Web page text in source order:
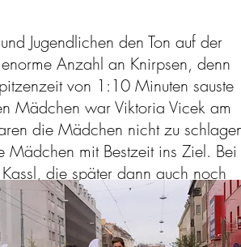
Jugendlichen den Ton auf der
Anzahl an Knirpsen, denn
von 1:10 Minuten sauste
Mädchen war Viktoria Vicek am
die Mädchen nicht zu
mit Bestzeit ins Ziel. Bei
die später dann auch noch